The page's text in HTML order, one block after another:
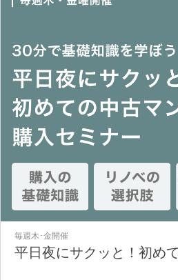
毎週木･金開催
平日夜にサクッと！初め